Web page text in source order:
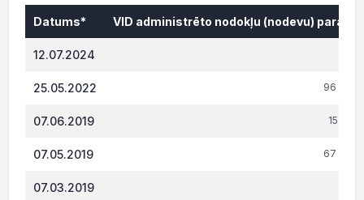
Datums*
VID administrēto nodokļu (nodevu)
12.07.2024
25.05.2022 96
07.06.2019 15
07.05.2019 67
07.03.2019